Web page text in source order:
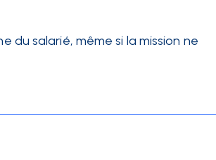
du salarié, même si la mission ne